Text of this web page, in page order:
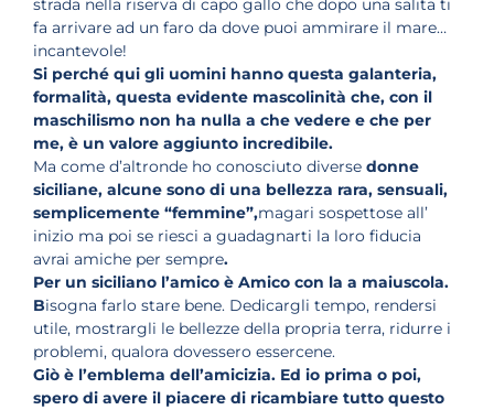
strada nella riserva di capo gallo che dopo una salita ti
fa arrivare ad un faro da dove puoi ammirare il mare…
incantevole!
Si perché qui gli uomini hanno questa galanteria,
formalità, questa evidente mascolinità che, con il
maschilismo non ha nulla a che vedere e che per
me, è un valore aggiunto incredibile.
Ma come d’altronde ho conosciuto diverse donne
siciliane, alcune sono di una bellezza rara, sensuali,
semplicemente “femmine”,magari sospettose all’
inizio ma poi se riesci a guadagnarti la loro fiducia
avrai amiche per sempre.
Per un siciliano l’amico è Amico con la a maiuscola.
Bisogna farlo stare bene. Dedicargli tempo, rendersi
utile, mostrargli le bellezze della propria terra, ridurre i
problemi, qualora dovessero essercene.
Giò è l’emblema dell’amicizia. Ed io prima o poi,
spero di avere il piacere di ricambiare tutto questo